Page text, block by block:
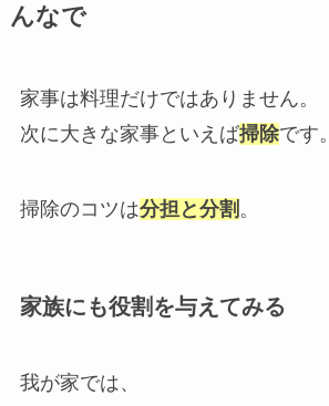
んなで
家事は料理だけではありません。
次に大きな家事といえば掃除です。
掃除のコツは分担と分割 。
家族にも役割を与えてみる
我が家では、